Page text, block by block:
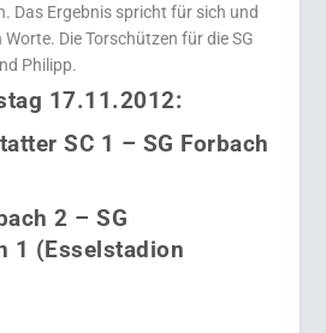
Das Ergebnis spricht für sich und
Die Torschützen für die SG
Philipp.
17.11.2012:
SC 1 – SG Forbach
2 – SG
1 (Esselstadion